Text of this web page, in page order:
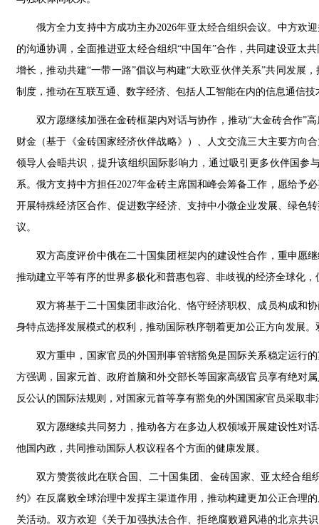
俄方全力支持中方成功主办2026年亚太经合组织会议。中方欢
的沟通协调，全面推进亚太经合组织“中国年”合作，共同建设亚太
增长，推动共建“一带一路”倡议与构建“大欧亚伙伴关系”共同发展
制度，推动在互联互通、数字经济、包括人工智能在内的信息通信
双方愿继续加强在金砖框架内对话与协作，推动“大金砖合作”
财金（基于《金砖国家经济伙伴战略》）、人文交流三大主要方向
领导人会晤共识，提升该组织国际影响力，通过吸引更多伙伴国参
系。俄方支持中方担任2027年金砖主席国和峰会筹备工作，愿给予
开展特殊经济区合作、促进数字经济、支持中小微企业发展、绿色
议。
双方高度评价中俄在二十国集团框架内的建设性合作，重申愿
推动建立平等有序的世界多极化和普惠包容、非歧视的经济全球化
双方将基于二十国集团非政治化、恪守经济职权、成员构成和
身特点选择发展模式的权利，推动国际秩序朝着更加公正方向发展
双方重申，国家官员的外国刑事管辖豁免是国际关系稳定运行
方强调，国家元首、政府首脑和外交部长等国家高级官员享有绝对
反公认的国际法规则，对国家元首等享有豁免的外国国家官员采取
双方愿继续共同努力，推动各方在多边人权领域开展建设性对
他国内政，共同推动国际人权议程各个方面的健康发展。
双方赞赏彼此在联合国、二十国集团、金砖国家、亚太经合
约》在反腐败全球治理中发挥主渠道作用，推动构建更加公正合理
关活动。双方欢迎《关于加强执法合作、拒绝腐败避风港的北京共